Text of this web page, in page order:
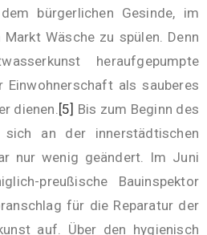
bürgerlichen Gesinde, im
Markt Wäsche zu spülen. Denn
heraufgepumpte
Einwohnerschaft als sauberes
dienen. [5] Bis zum Beginn des
an der innerstädtischen
nur wenig geändert. Im Juni
preußische Bauinspektor
für die Reparatur der
auf. Über den hygienisch